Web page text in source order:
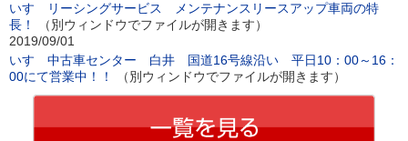
いすゞリーシングサービス メンテナンスリースアップ車両の特
長！
（別ウィンドウでファイルが開きます）
2019/09/01
いすゞ中古車センター 白井 国道16号線沿い 平日10：00～16：
00にて営業中！！
（別ウィンドウでファイルが開きます）